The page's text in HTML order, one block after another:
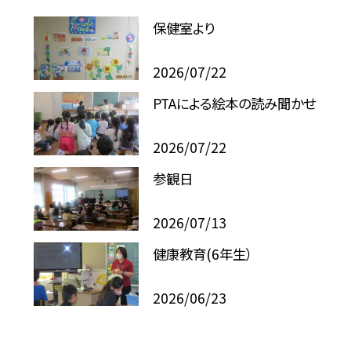
保健室より
2026/07/22
PTAによる絵本の読み聞かせ
2026/07/22
参観日
2026/07/13
健康教育(6年生）
2026/06/23